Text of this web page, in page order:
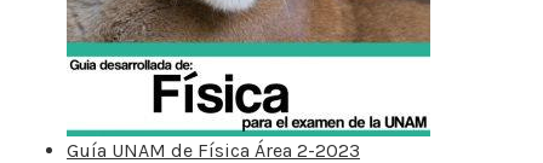
Guía UNAM de Física Área 2-2023